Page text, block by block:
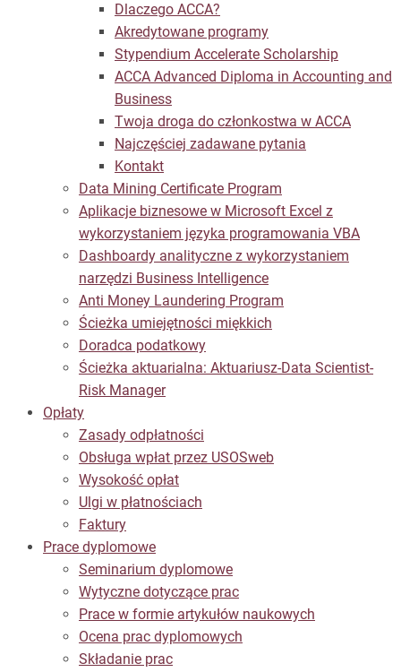
Dlaczego ACCA?
Akredytowane programy
Stypendium Accelerate Scholarship
ACCA Advanced Diploma in Accounting and
Business
Twoja droga do członkostwa w ACCA
Najczęściej zadawane pytania
Kontakt
Data Mining Certificate Program
Aplikacje biznesowe w Microsoft Excel z
wykorzystaniem języka programowania VBA
Dashboardy analityczne z wykorzystaniem
narzędzi Business Intelligence
Anti Money Laundering Program
Ścieżka umiejętności miękkich
Doradca podatkowy
Ścieżka aktuarialna: Aktuariusz-Data Scientist-
Risk Manager
Opłaty
Zasady odpłatności
Obsługa wpłat przez USOSweb
Wysokość opłat
Ulgi w płatnościach
Faktury
Prace dyplomowe
Seminarium dyplomowe
Wytyczne dotyczące prac
Prace w formie artykułów naukowych
Ocena prac dyplomowych
Składanie prac